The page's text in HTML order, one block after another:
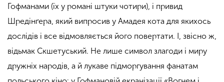
Гофманами (їх у романі штуки чотири), і привид
Шредінґера, який випросив у Амадея кота для якихось
дослідів і все відмовляється його повертати. І, звісно ж,
відьмак Скшетуський. Не лише символ злагоди і миру
дружніх народів, а й лукаве підморгування фанатам